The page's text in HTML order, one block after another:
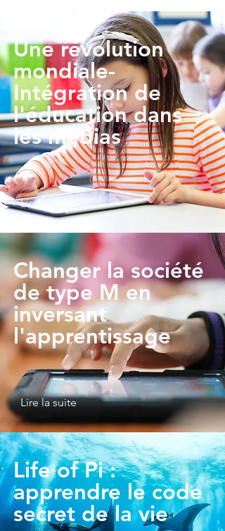
Une révolution
mondiale-
Intégration de
l'éducation dans
les médias
Lire la suite
Changer la société
de type M en
inversant
l'apprentissage
Lire la suite
Life of Pi :
apprendre le code
secret de la vie